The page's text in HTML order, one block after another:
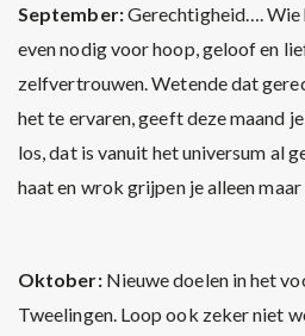
September:Gerechtigheid…. Wie
even nodig voor hoop, geloof en
zelfvertrouwen. Wetende dat
het te ervaren, geeft deze maand
los, dat is vanuit het universum al
haat en wrok grijpen je alleen
Oktober: Nieuwe doelen in het
Tweelingen. Loop ook zeker niet